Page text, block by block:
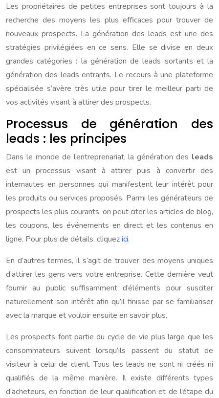
Les propriétaires de petites entreprises sont toujours à la
recherche des moyens les plus efficaces pour trouver de
nouveaux prospects. La génération des leads est une des
stratégies privilégiées en ce sens. Elle se divise en deux
grandes catégories : la génération de leads sortants et la
génération des leads entrants. Le recours à une plateforme
spécialisée s’avère très utile pour tirer le meilleur parti de
vos activités visant à attirer des prospects.
Processus de génération des
leads : les principes
Dans le monde de l’entreprenariat, la génération des leads
est un processus visant à attirer puis à convertir des
internautes en personnes qui manifestent leur intérêt pour
les produits ou services proposés. Parmi les générateurs de
prospects les plus courants, on peut citer les articles de blog,
les coupons, les événements en direct et les contenus en
ligne. Pour plus de détails, cliquezici.
En d’autres termes, il s’agit de trouver des moyens uniques
d’attirer les gens vers votre entreprise. Cette dernière veut
fournir au public suffisamment d’éléments pour susciter
naturellement son intérêt afin qu’il finisse par se familiariser
avec la marque et vouloir ensuite en savoir plus.
Les prospects font partie du cycle de vie plus large que les
consommateurs suivent lorsqu’ils passent du statut de
visiteur à celui de client. Tous les leads ne sont ni créés ni
qualifiés de la même manière. Il existe différents types
d’acheteurs, en fonction de leur qualification et de l’étape du